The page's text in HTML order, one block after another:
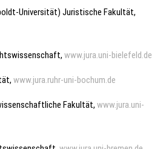
Universität) Juristische Fakultät,
www.jura.uni-bielefeld.de
www.jura.ruhr-uni-bochum.de
Fakultät,www.jura.uni-